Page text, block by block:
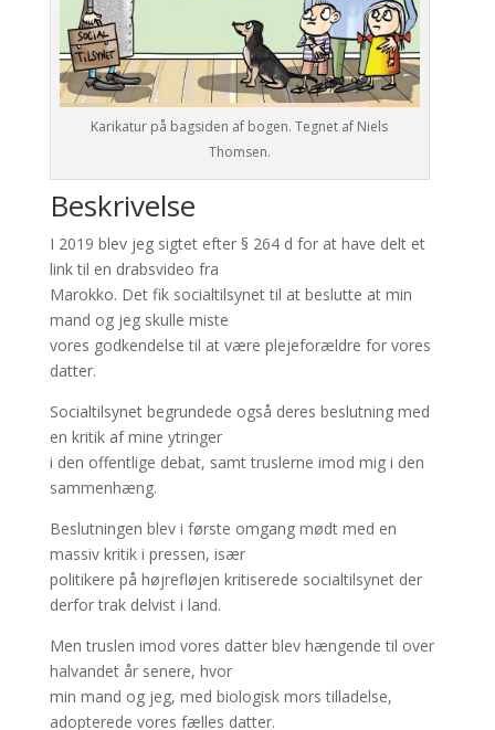
Karikatur på bagsiden af bogen. Tegnet af Niels
Thomsen.
Beskrivelse
I 2019 blev jeg sigtet efter § 264 d for at have delt et
link til en drabsvideo fra
Marokko. Det fik socialtilsynet til at beslutte at min
mand og jeg skulle miste
vores godkendelse til at være plejeforældre for vores
datter.
Socialtilsynet begrundede også deres beslutning med
en kritik af mine ytringer
i den offentlige debat, samt truslerne imod mig i den
sammenhæng.
Beslutningen blev i første omgang mødt med en
massiv kritik i pressen, især
politikere på højrefløjen kritiserede socialtilsynet der
derfor trak delvist i land.
Men truslen imod vores datter blev hængende til over
halvandet år senere, hvor
min mand og jeg, med biologisk mors tilladelse,
adopterede vores fælles datter.